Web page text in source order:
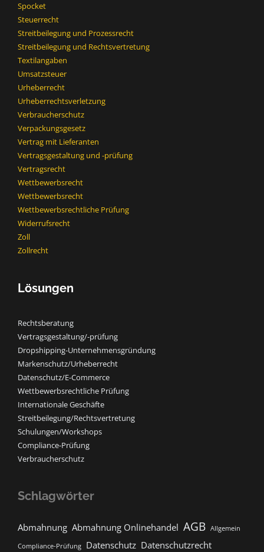
Spocket
Steuerrecht
Streitbeilegung und Prozessrecht​
Streitbeilegung und Rechtsvertretung
Textilangaben
Umsatzsteuer
Urheberrecht
Urheberrechtsverletzung
Verbraucherschutz
Verpackungsgesetz
Vertrag mit Lieferanten
Vertragsgestaltung und -prüfung
Vertragsrecht
Wettbewerbsrecht
Wettbewerbsrecht​
Wettbewerbsrechtliche Prüfung
Widerrufsrecht
Zoll
Zollrecht
Lösungen
Rechtsberatung
Vertragsgestaltung/-prüfung
Dropshipping-Unternehmensgründung
Markenschutz/Urheberrecht
Datenschutz/E-Commerce
Wettbewerbsrechtliche Prüfung
Internationale Geschäfte
Streitbeilegung/Rechtsvertretung
Schulungen/Workshops
Compliance-Prüfung
Verbraucherschutz
Schlagwörter
Abmahnung Abmahnung Onlinehandel AGB Allgemein
Compliance-Prüfung Datenschutz Datenschutzrecht